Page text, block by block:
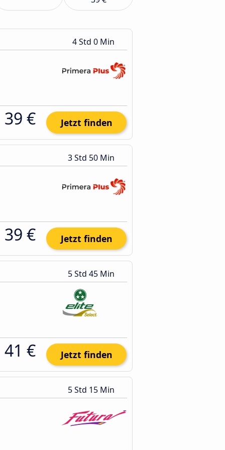
4 Std 0 Min
39 € Jetzt finden
3 Std 50 Min
39 € Jetzt finden
5 Std 45 Min
41 € Jetzt finden
5 Std 15 Min